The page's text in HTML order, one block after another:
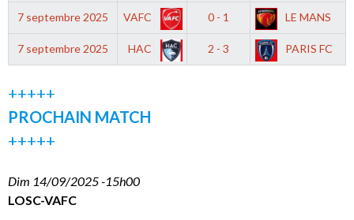
7 septembre 2025 VAFC 0 - 1 LE MANS
7 septembre 2025 HAC 2 - 3 PARIS FC
+++++
PROCHAIN MATCH
+++++
Dim 14/09/2025 -15h00
LOSC-VAFC